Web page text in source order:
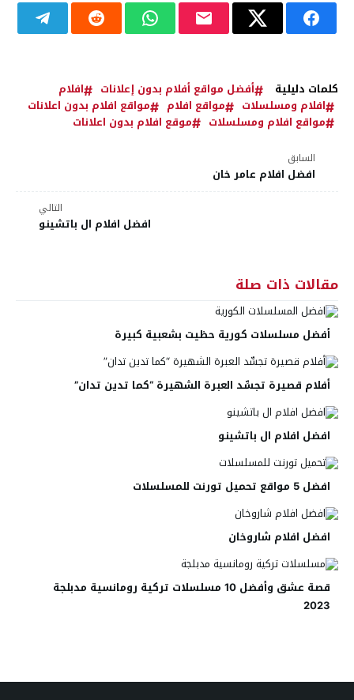
كلمات دليلية أفضل مواقع أفلام بدون إعلانات
افلام
افلام ومسلسلات
مواقع افلام
مواقع افلام بدون اعلانات
مواقع افلام ومسلسلات
موقع افلام بدون اعلانات
السابق
افضل افلام عامر خان
التالي
افضل افلام ال باتشينو
مقالات ذات صلة
أفضل مسلسلات كورية حظيت بشعبية كبيرة
أفلام قصيرة تجسِّد العبرة الشهيرة “كما تدين تدان”
افضل افلام ال باتشينو
افضل 5 مواقع تحميل تورنت للمسلسلات
افضل افلام شاروخان
قصة عشق وأفضل 10 مسلسلات تركية رومانسية مدبلجة
2023